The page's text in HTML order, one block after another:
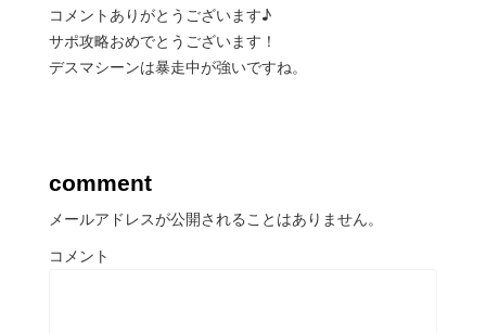
コメントありがとうございます♪
サポ攻略おめでとうございます！
デスマシーンは暴走中が強いですね。
comment
メールアドレスが公開されることはありません。
コメント